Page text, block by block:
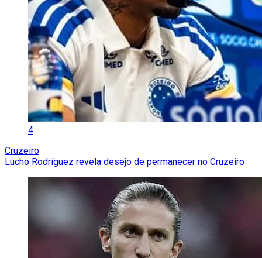
4
Cruzeiro
Lucho Rodríguez revela desejo de permanecer no Cruzeiro